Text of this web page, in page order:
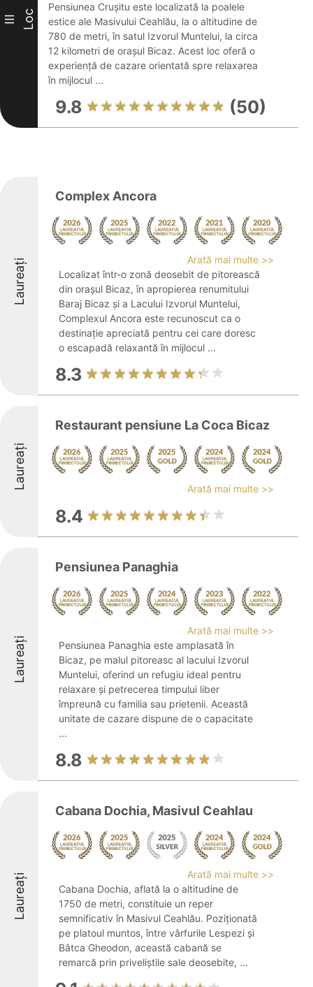
III Loc
Pensiunea Crușitu este localizată la poalele
estice ale Masivului Ceahlău, la o altitudine de
780 de metri, în satul Izvorul Muntelui, la circa
12 kilometri de orașul Bicaz. Acest loc oferă o
experiență de cazare orientată spre relaxarea
în mijlocul ...
9.8 (50)
Laureați
Complex Ancora
Arată mai multe >>
Localizat într-o zonă deosebit de pitorească
din orașul Bicaz, în apropierea renumitului
Baraj Bicaz și a Lacului Izvorul Muntelui,
Complexul Ancora este recunoscut ca o
destinație apreciată pentru cei care doresc
o escapadă relaxantă în mijlocul ...
8.3
Laureați
Restaurant pensiune La Coca Bicaz
Arată mai multe >>
8.4
Laureați
Pensiunea Panaghia
Arată mai multe >>
Pensiunea Panaghia este amplasată în
Bicaz, pe malul pitoreasc al lacului Izvorul
Muntelui, oferind un refugiu ideal pentru
relaxare și petrecerea timpului liber
împreună cu familia sau prietenii. Această
unitate de cazare dispune de o capacitate
...
8.8
Laureați
Cabana Dochia, Masivul Ceahlau
Arată mai multe >>
Cabana Dochia, aflată la o altitudine de
1750 de metri, constituie un reper
semnificativ în Masivul Ceahlău. Poziționată
pe platoul muntos, între vârfurile Lespezi și
Bâtca Gheodon, această cabană se
remarcă prin priveliștile sale deosebite, ...